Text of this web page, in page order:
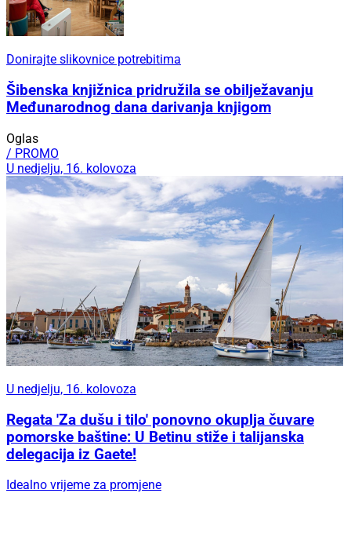
Donirajte slikovnice potrebitima
Šibenska knjižnica pridružila se obilježavanju
Međunarodnog dana darivanja knjigom
Oglas
/ PROMO
U nedjelju, 16. kolovoza
U nedjelju, 16. kolovoza
Regata 'Za dušu i tilo' ponovno okuplja čuvare
pomorske baštine: U Betinu stiže i talijanska
delegacija iz Gaete!
Idealno vrijeme za promjene